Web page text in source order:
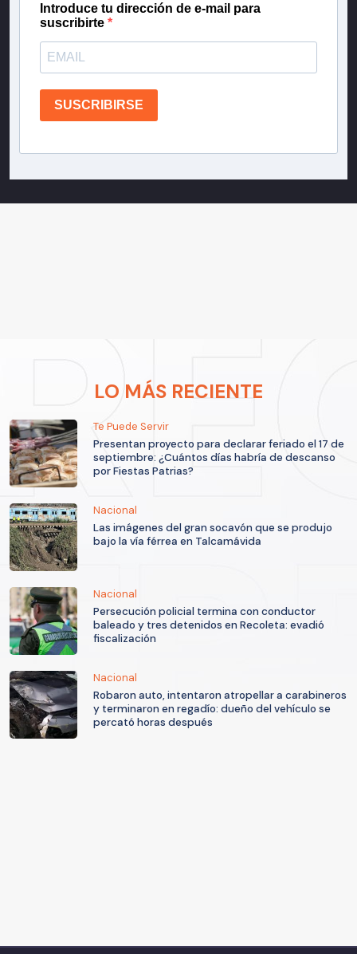
Introduce tu dirección de e-mail para
suscribirte
SUSCRIBIRSE
LO MÁS RECIENTE
Te Puede Servir
Presentan proyecto para declarar feriado el 17 de
septiembre: ¿Cuántos días habría de descanso
por Fiestas Patrias?
Nacional
Las imágenes del gran socavón que se produjo
bajo la vía férrea en Talcamávida
Nacional
Persecución policial termina con conductor
baleado y tres detenidos en Recoleta: evadió
fiscalización
Nacional
Robaron auto, intentaron atropellar a carabineros
y terminaron en regadío: dueño del vehículo se
percató horas después